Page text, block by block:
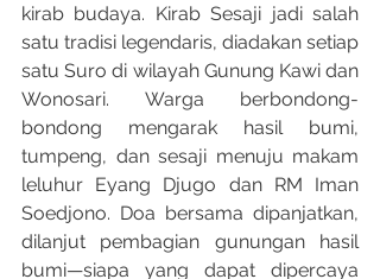
kirab budaya. Kirab Sesaji﻿ jadi salah
satu tradisi legendaris, diadakan setiap
satu Suro di wilayah Gunung Kawi dan
Wonosari. Warga berbondong-
bondong mengarak hasil bumi,
tumpeng, dan sesaji menuju makam
leluhur Eyang Djugo dan RM Iman
Soedjono. Doa bersama dipanjatkan,
dilanjut pembagian gunungan hasil
bumi—siapa yang dapat dipercaya